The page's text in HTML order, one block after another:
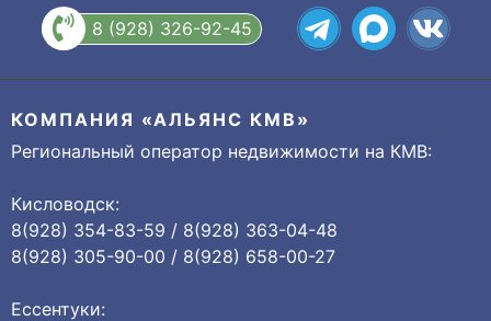
8 (928) 326-92-45
КОМПАНИЯ «АЛЬЯНС КМВ»
Региональный оператор недвижимости на КМВ:
Кисловодск:
8(928) 354-83-59 / 8(928) 363-04-48
8(928) 305-90-00 / 8(928) 658-00-27
Ессентуки: